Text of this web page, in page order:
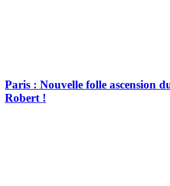
Paris : Nouvelle folle ascension
Robert !